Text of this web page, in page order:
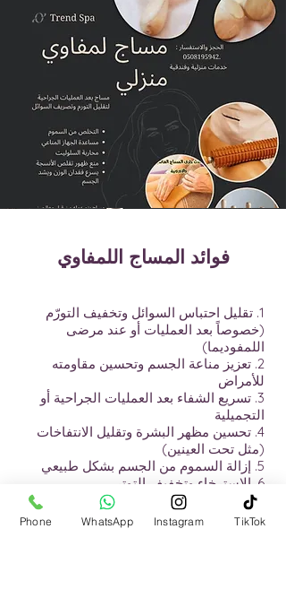
فوائد المساج اللمفاوي
1. تقليل احتباس السوائل وتخفيف التورّم
(خصوصاً بعد العمليات أو عند مرضى
اللمفوديما)
2. تعزيز مناعة الجسم وتحسين مقاومته
للأمراض
3. تسريع الشفاء بعد العمليات الجراحية أو
التجميلية
4. تحسين مظهر البشرة وتقليل الانتفاخات
(مثل تحت العينين)
5. إزالة السموم من الجسم بشكل طبيعي
6. الاسترخاء وتخفيف التوتر
Phone WhatsApp Instagram TikTok